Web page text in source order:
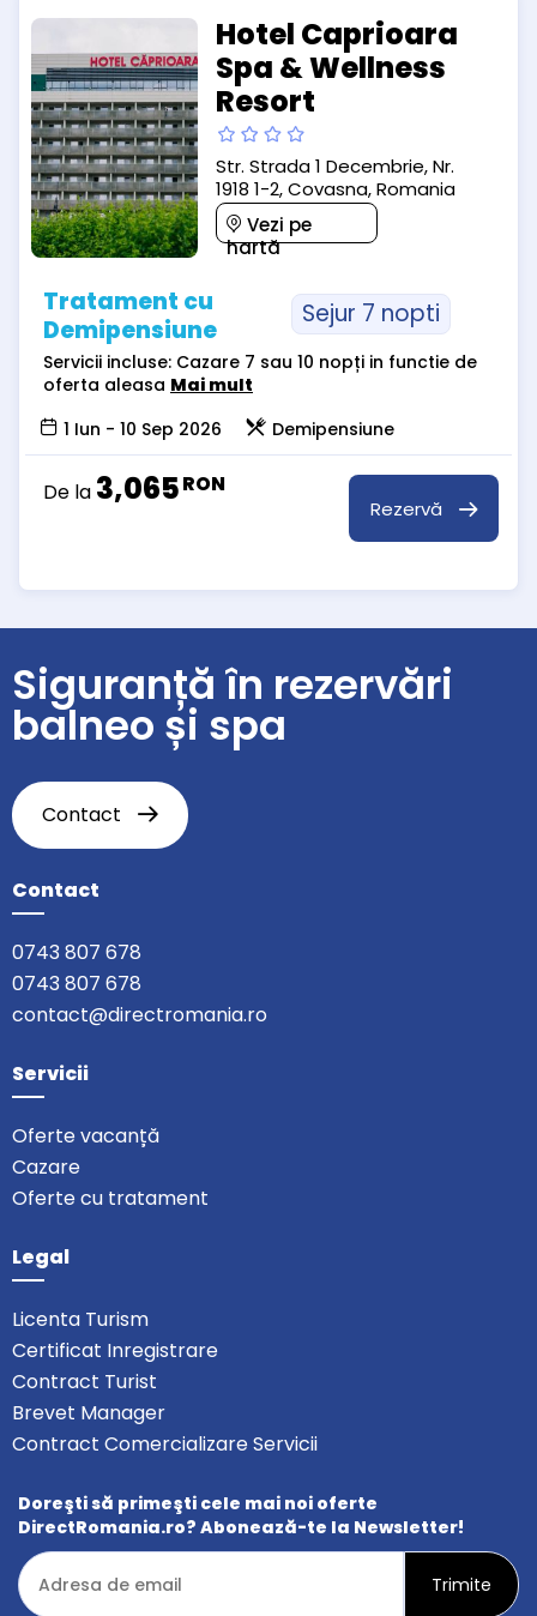
Hotel Caprioara
Spa & Wellness
Resort
Str. Strada 1 Decembrie, Nr.
1918 1-2, Covasna, Romania
Vezi pe
hartă
Tratament cu
Demipensiune
Sejur 7 nopti
Servicii incluse: Cazare 7 sau 10 nopți in functie de
oferta aleasa Mai mult
1 Iun - 10 Sep 2026
Demipensiune
De la 3,065RON
Rezervă
Siguranță în rezervări
balneo și spa
Contact
Contact
0743 807 678
0743 807 678
contact@directromania.ro
Servicii
Oferte vacanță
Cazare
Oferte cu tratament
Legal
Licenta Turism
Certificat Inregistrare
Contract Turist
Brevet Manager
Contract Comercializare Servicii
Doreşti să primeşti cele mai noi oferte
DirectRomania.ro? Abonează-te la Newsletter!